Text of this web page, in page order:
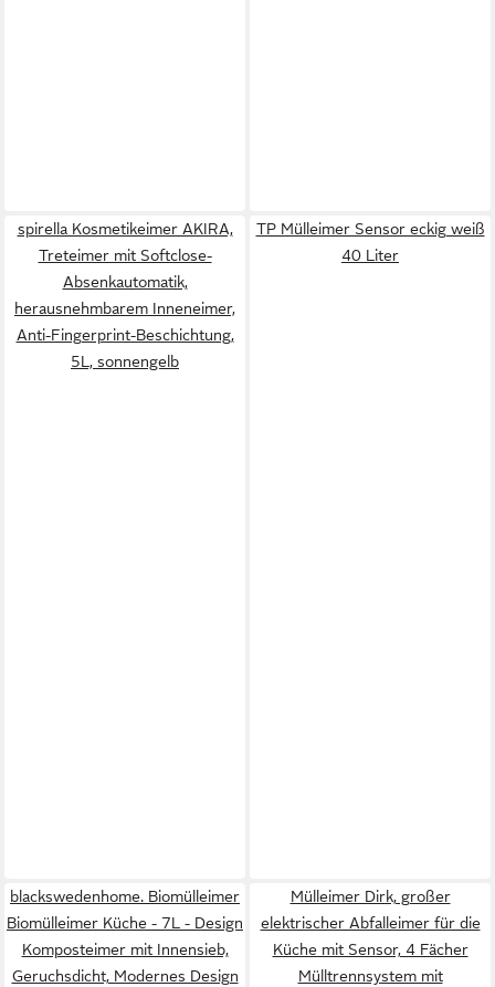
spirella Kosmetikeimer AKIRA,
Treteimer mit Softclose-
Absenkautomatik,
herausnehmbarem Inneneimer,
Anti-Fingerprint-Beschichtung,
5L, sonnengelb
TP Mülleimer Sensor eckig weiß
40 Liter
blackswedenhome. Biomülleimer
Biomülleimer Küche - 7L - Design
Komposteimer mit Innensieb,
Geruchsdicht, Modernes Design
Mülleimer Dirk, großer
elektrischer Abfalleimer für die
Küche mit Sensor, 4 Fächer
Mülltrennsystem mit